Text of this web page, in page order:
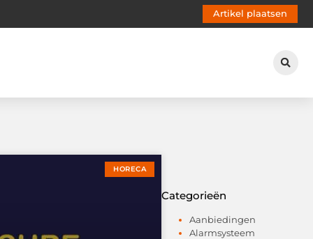
Artikel plaatsen
HORECA
Categorieën
Aanbiedingen
Alarmsysteem